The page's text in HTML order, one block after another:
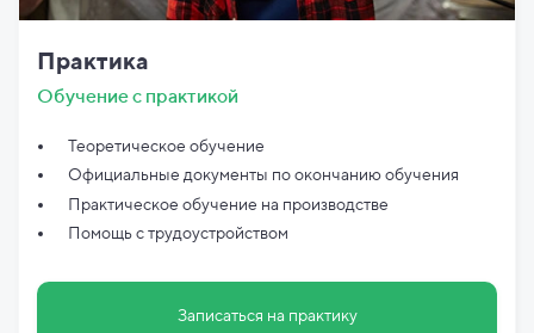
Практика
Обучение с практикой
Теоретическое обучение
Официальные документы поокончанию обучения
Практическое обучение на производстве
Помощь с трудоустройством
Записаться на практику